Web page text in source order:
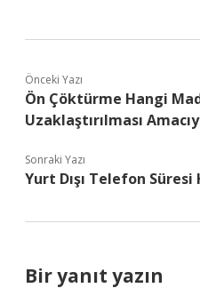
Önceki Yazı
Ön Çöktürme Hangi
Uzaklaştırılması
Sonraki Yazı
Yurt Dışı Telefon Süresi
Bir yanıt yazın